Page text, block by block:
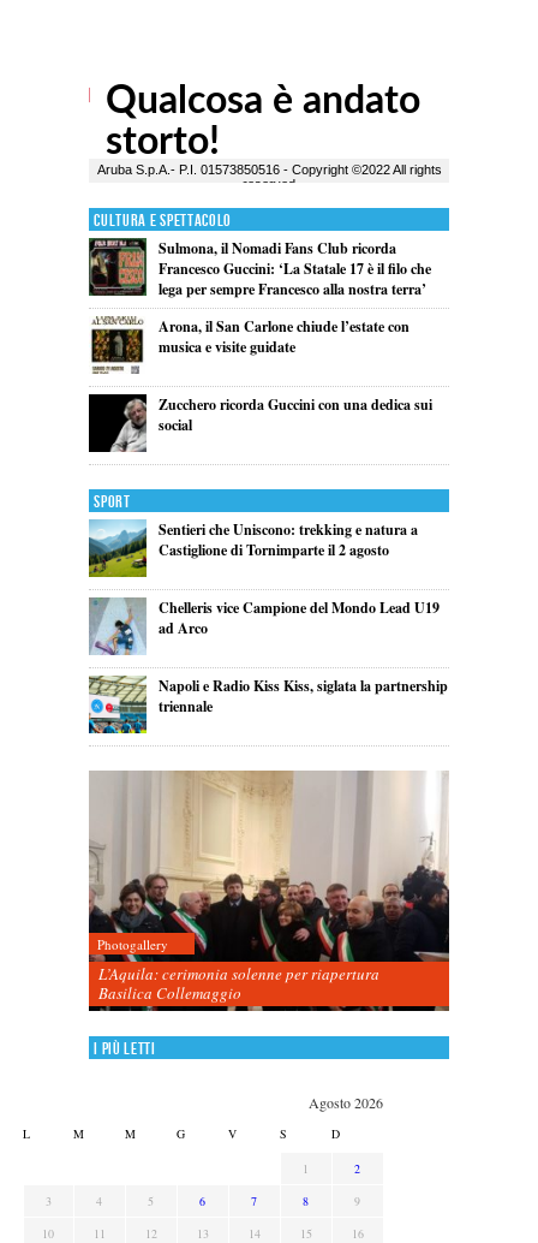
Cultura e Spettacolo
Sulmona, il Nomadi Fans Club ricorda
Francesco Guccini: ‘La Statale 17 è il filo che
lega per sempre Francesco alla nostra terra’
Arona, il San Carlone chiude l’estate con
musica e visite guidate
Zucchero ricorda Guccini con una dedica sui
social
Sport
Sentieri che Uniscono: trekking e natura a
Castiglione di Tornimparte il 2 agosto
Chelleris vice Campione del Mondo Lead U19
ad Arco
Napoli e Radio Kiss Kiss, siglata la partnership
triennale
Photogallery
L’Aquila: cerimonia solenne per riapertura
Basilica Collemaggio
I più letti
Agosto 2026
L M M G V S D
1
2
3
4 5 6 7 8
9
10
11 12 13 14 15
16